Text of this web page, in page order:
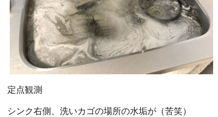
定点観測
シンク右側、洗いカゴの場所の水垢が（苦笑）